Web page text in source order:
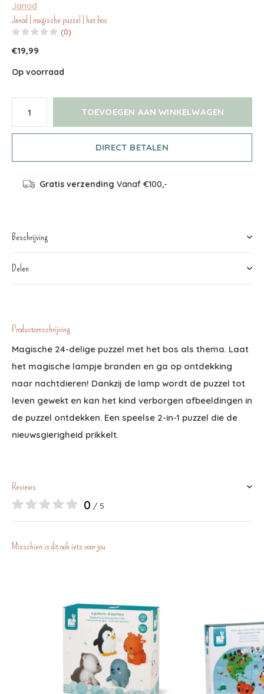
Janod
Janod | magische puzzel | het bos
(0)
€19,99
Op voorraad
TOEVOEGEN AAN WINKELWAGEN
DIRECT BETALEN
Gratis verzending Vanaf €100,-
Beschrijving
Delen
Productomschrijving
Magische 24-delige puzzel met het bos als thema. Laat
het magische lampje branden en ga op ontdekking
naar nachtdieren! Dankzij de lamp wordt de puzzel tot
leven gewekt en kan het kind verborgen afbeeldingen in
de puzzel ontdekken. Een speelse 2-in-1 puzzel die de
nieuwsgierigheid prikkelt.
Reviews
0 / 5
Misschien is dit ook iets voor jou